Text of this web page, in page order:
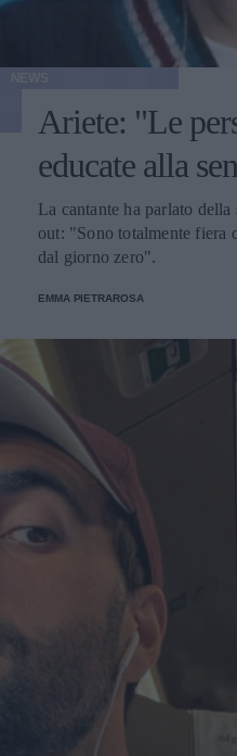
Ariete: "Le
educate alla
La cantante ha parlato
out: "Sono totalmente fiera
dal giorno zero".
EMMA PIETRAROSA